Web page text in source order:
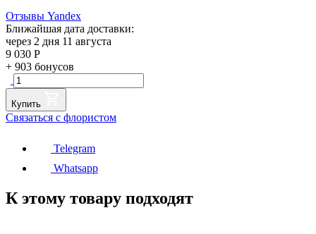
Отзывы Yandex
Ближайшая дата доставки:
через 2 дня 11 августа
9 030 Р
+ 903 бонусов
Купить
Связаться с флористом
Telegram
Whatsapp
К этому товару подходят